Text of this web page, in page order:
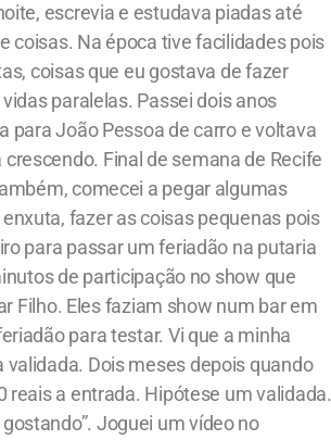
escrevia e estudava piadas até
coisas. Na época tive facilidades pois
coisas que eu gostava de fazer
paralelas. Passei dois anos
para João Pessoa de carro e voltava
Final de semana de Recife
comecei a pegar algumas
fazer as coisas pequenas pois
para passar um feriadão na putaria
de participação no show que
Filho. Eles faziam show num bar em
para testar. Vi que a minha
Dois meses depois quando
reais a entrada. Hipótese um validada.
Joguei um vídeo no